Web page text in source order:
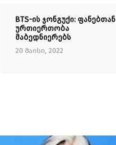
BTS-ის ჯონგუქი: ფანებთან
ურთიერთობა
მაბედნიერებს
20 მაისი, 2022